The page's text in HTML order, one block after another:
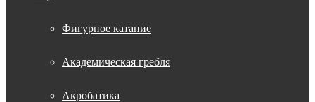
Фигурное катание
Академическая гребля
Акробатика